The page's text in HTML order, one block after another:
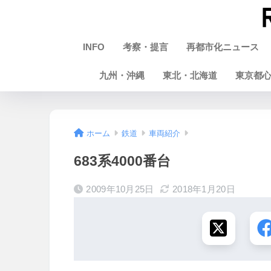
INFO 考察・提言 再都市化ニュース
九州・沖縄 東北・北海道 東京都心
ホーム 鉄道 車両紹介
683系4000番台
2009年10月25日 2018年1月20日